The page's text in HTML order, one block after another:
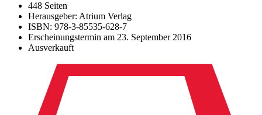
448 Seiten
Herausgeber: Atrium Verlag
ISBN: 978-3-85535-628-7
Erscheinungstermin am 23. September 2016
Ausverkauft